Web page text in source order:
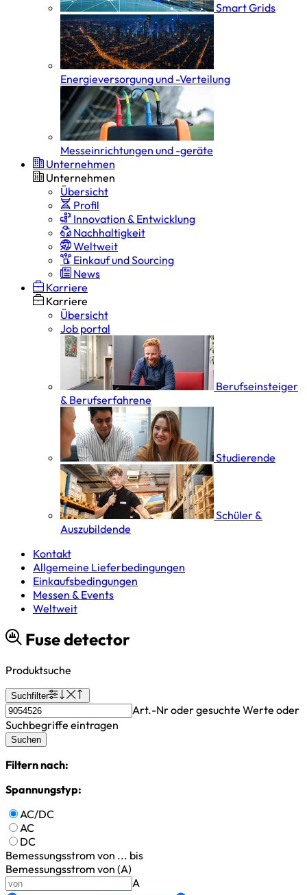
Smart Grids
Energieversorgung und -Verteilung
Messeinrichtungen und -geräte
Unternehmen
Unternehmen
Übersicht
Profil
Innovation & Entwicklung
Nachhaltigkeit
Weltweit
Einkauf und Sourcing
News
Karriere
Karriere
Übersicht
Job portal
Berufseinsteiger
& Berufserfahrene
Studierende
Schüler &
Auszubildende
Kontakt
Allgemeine Lieferbedingungen
Einkaufsbedingungen
Messen & Events
Weltweit
Fuse detector
Produktsuche
Suchfilter
Art.-Nr oder gesuchte Werte oder
Suchbegriffe eintragen
Suchen
Filtern nach:
Spannungstyp:
AC/DC
AC
DC
Bemessungsstrom von ... bis
Bemessungsstrom von (A)
A